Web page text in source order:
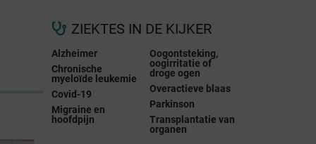
ZIEKTES IN DE KIJKER
Alzheimer
Chronische
myeloïde leukemie
Covid-19
Migraine en
hoofdpijn
Oogontsteking,
oogirritatie of
droge ogen
Overactieve blaas
Parkinson
Transplantatie van
organen